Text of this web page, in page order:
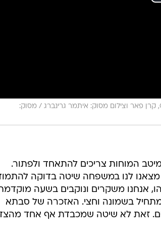
צילום: יותם רונן, C Live u, קרן פאר וצילום מסוק: איתמר גרינברג / מסוק:
המוחות צריכים להתאחד ולפתור.
מצאנו לנו במשפחה שיטה בדוקה
אנחנו משקרים ונוקבים בשעה
בשמונה וחצי. האזכרה של סבתא
זאת לא שיטה שמכבדת אף אחד